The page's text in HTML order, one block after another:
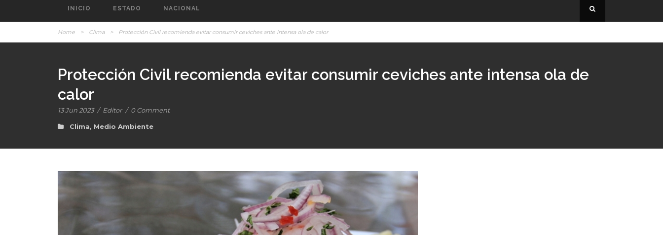
INICIO ESTADO NACIONAL
Home > Clima > Protección Civil recomienda evitar consumir ceviches ante intensa ola de calor
Protección Civil recomienda evitar consumir ceviches ante intensa ola de
calor
13 Jun 2023 / Editor / 0 Comment
Clima, Medio Ambiente